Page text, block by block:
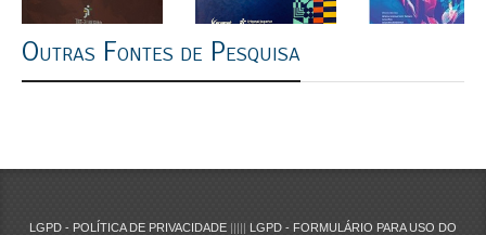
Outras Fontes de Pesquisa
LGPD - POLÍTICA DE PRIVACIDADE ||||| LGPD - FORMULÁRIO PARA USO DO